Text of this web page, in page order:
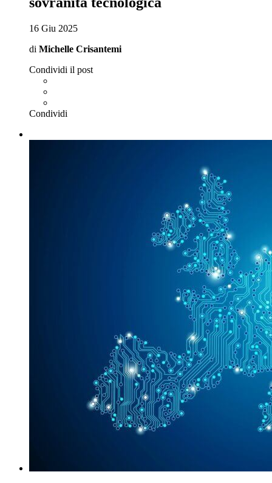
16 Giu 2025
di Michelle Crisantemi
Condividi il post
Condividi